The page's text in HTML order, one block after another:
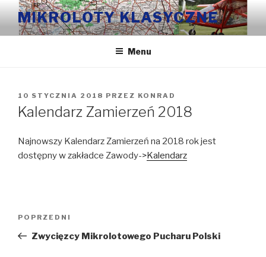
Przeskocz
treści
MIKROLOTY KLASYCZNE
Menu
OPUBLIKOWANE
W
10 STYCZNIA 2018 PRZEZ KONRAD
Kalendarz Zamierzeń 2018
Najnowszy Kalendarz Zamierzeń na 2018 rok jest
dostępny w zakładce Zawody->Kalendarz
Poprzedni
wpis
POPRZEDNI
Zwycięzcy Mikrolotowego Pucharu Polski